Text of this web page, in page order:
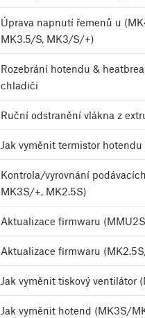
Úprava napnutí řemenů u
MK3.5/S, MK3/S/+)
Rozebrání hotendu &
chladiči
Ruční odstranění vlákna z
Jak vyměnit termistor
Kontrola/vyrovnání
MK3S/+, MK2.5S)
Aktualizace firmwaru
Aktualizace firmwaru
Jak vyměnit tiskový ventilátor
Jak vyměnit hotend (MK3S/